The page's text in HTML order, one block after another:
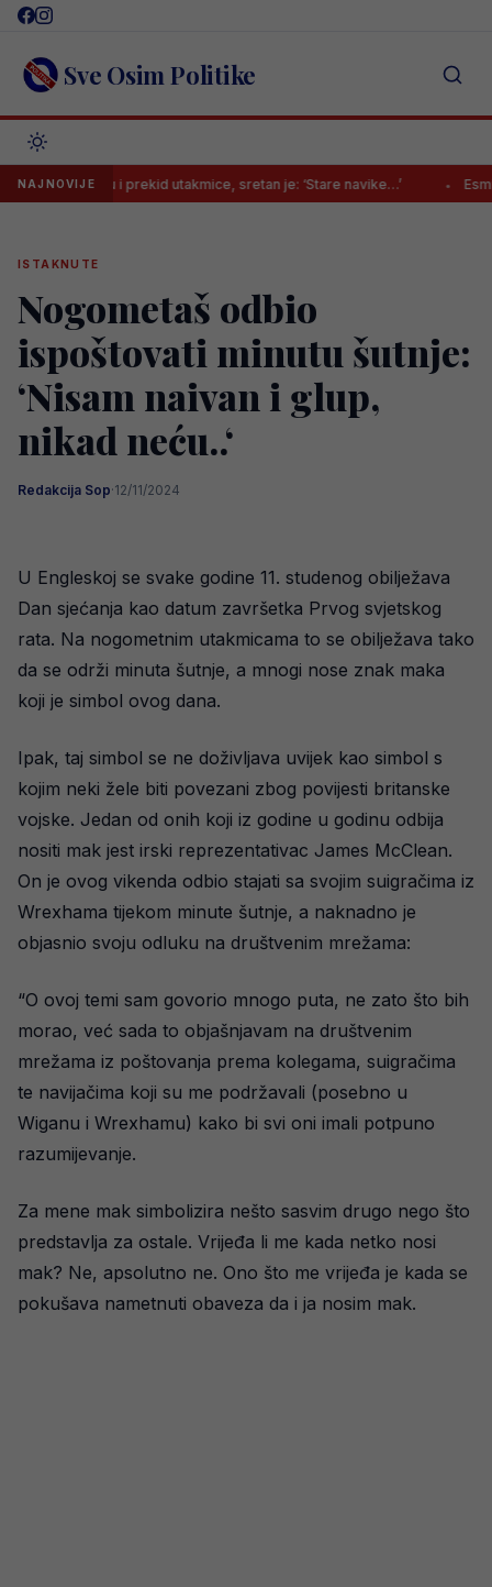
Skip
content Sve Osim Politike
NAJNOVIJEi prekid utakmice, sretan je: ‘Stare navike…’ Esmir
ISTAKNUTE
Nogometaš odbio
ispoštovati minutu šutnje:
‘Nisam naivan i glup,
nikad neću..‘
Redakcija Sop·12/11/2024
U Engleskoj se svake godine 11. studenog obilježava
Dan sjećanja kao datum završetka Prvog svjetskog
rata. Na nogometnim utakmicama to se obilježava tako
da se održi minuta šutnje, a mnogi nose znak maka
koji je simbol ovog dana.
Ipak, taj simbol se ne doživljava uvijek kao simbol s
kojim neki žele biti povezani zbog povijesti britanske
vojske. Jedan od onih koji iz godine u godinu odbija
nositi mak jest irski reprezentativac James McClean.
On je ovog vikenda odbio stajati sa svojim suigračima iz
Wrexhama tijekom minute šutnje, a naknadno je
objasnio svoju odluku na društvenim mrežama:
“O ovoj temi sam govorio mnogo puta, ne zato što bih
morao, već sada to objašnjavam na društvenim
mrežama iz poštovanja prema kolegama, suigračima
te navijačima koji su me podržavali (posebno u
Wiganu i Wrexhamu) kako bi svi oni imali potpuno
razumijevanje.
Za mene mak simbolizira nešto sasvim drugo nego što
predstavlja za ostale. Vrijeđa li me kada netko nosi
mak? Ne, apsolutno ne. Ono što me vrijeđa je kada se
pokušava nametnuti obaveza da i ja nosim mak.